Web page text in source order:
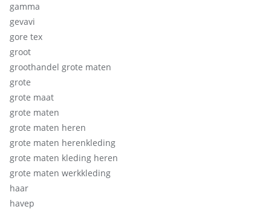
gamma
gevavi
gore tex
groot
groothandel grote maten
grote
grote maat
grote maten
grote maten heren
grote maten herenkleding
grote maten kleding heren
grote maten werkkleding
haar
havep